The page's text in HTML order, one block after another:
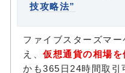
技攻略法”
ファイブスターズマ
え、 仮想通貨の相場を
かも365日24時間取引